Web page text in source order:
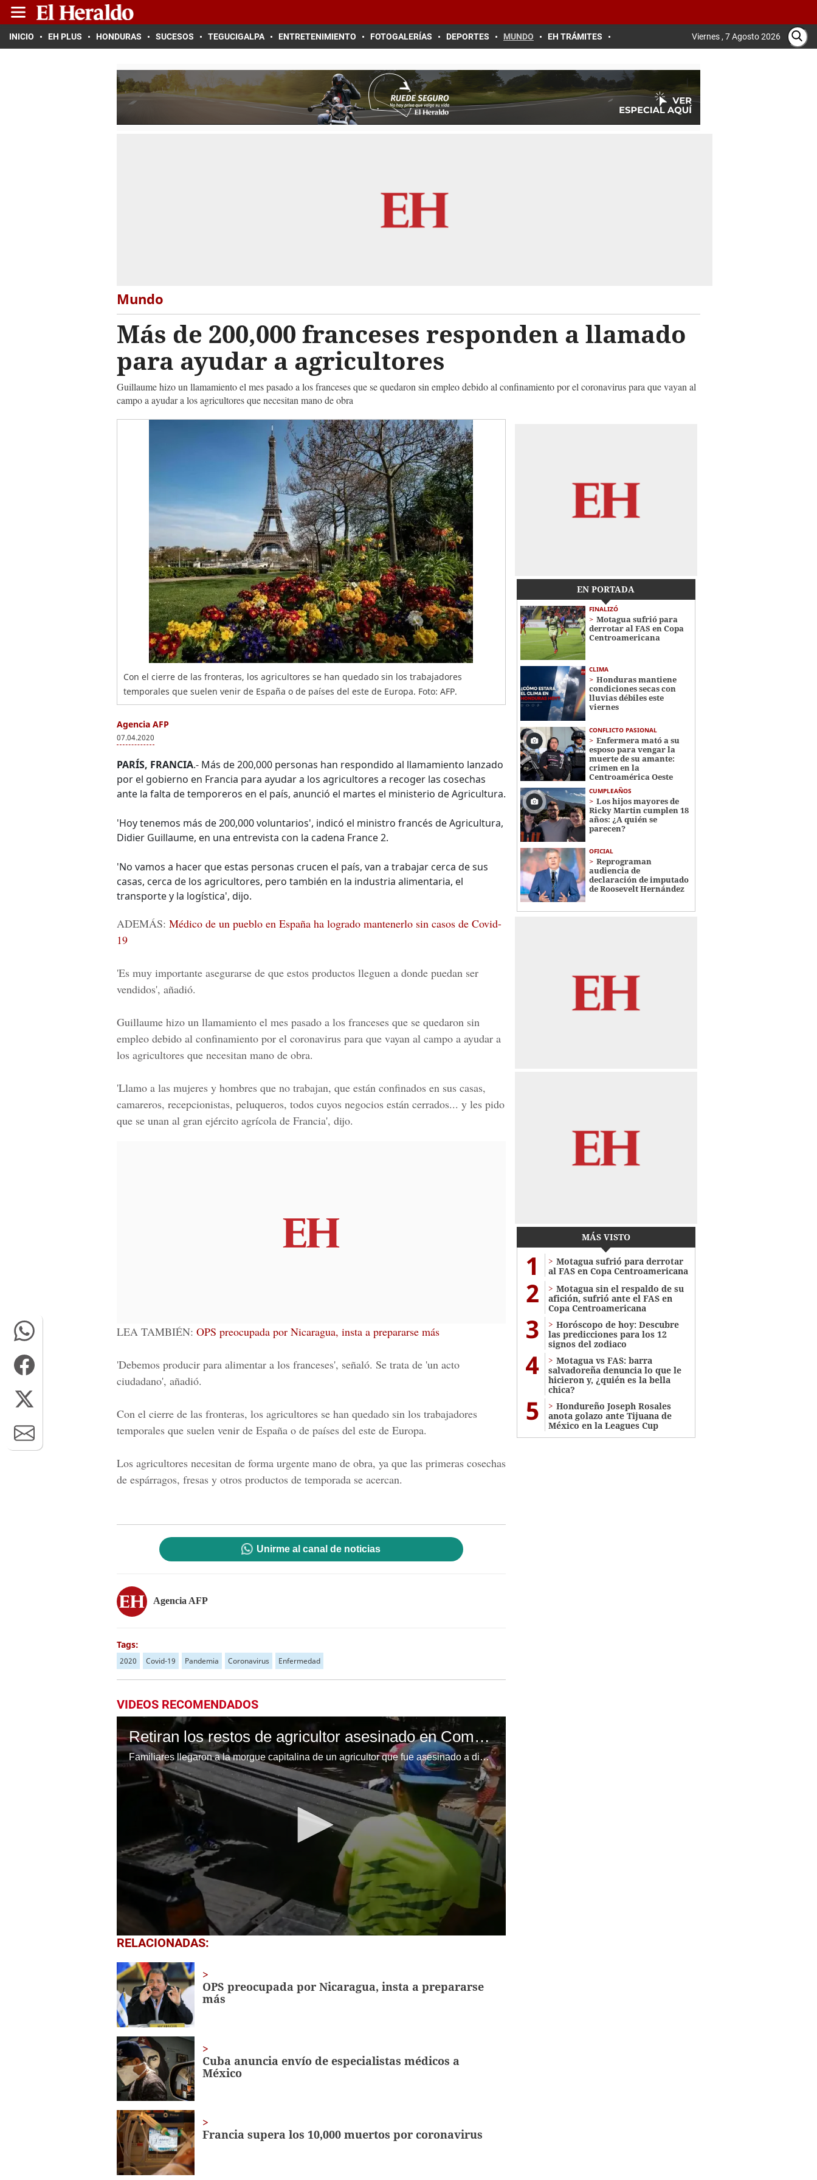
INICIO EH PLUS HONDURAS SUCESOS TEGUCIGALPA ENTRETENIMIENTO FOTOGALERÍAS DEPORTES MUNDO EH TRÁMITES Viernes , 7 Agosto 2026
Mundo
Más de 200,000 franceses responden a llamado
para ayudar a agricultores
Guillaume hizo un llamamiento el mes pasado a los franceses que se quedaron sin empleo debido al confinamiento por el coronavirus para que vayan al
campo a ayudar a los agricultores que necesitan mano de obra
Con el cierre de las fronteras, los agricultores se han quedado sin los trabajadores
temporales que suelen venir de España o de países del este de Europa. Foto: AFP.
Agencia AFP
07.04.2020
PARÍS, FRANCIA.- Más de 200,000 personas han respondido al llamamiento lanzado
por el gobierno en Francia para ayudar a los agricultores a recoger las cosechas
ante la falta de temporeros en el país, anunció el martes el ministerio de Agricultura.
'Hoy tenemos más de 200,000 voluntarios', indicó el ministro francés de Agricultura,
Didier Guillaume, en una entrevista con la cadena France 2.
'No vamos a hacer que estas personas crucen el país, van a trabajar cerca de sus
casas, cerca de los agricultores, pero también en la industria alimentaria, el
transporte y la logística', dijo.
ADEMÁS: Médico de un pueblo en España ha logrado mantenerlo sin casos de Covid-
19
'Es muy importante asegurarse de que estos productos lleguen a donde puedan ser
vendidos', añadió.
Guillaume hizo un llamamiento el mes pasado a los franceses que se quedaron sin
empleo debido al confinamiento por el coronavirus para que vayan al campo a ayudar a
los agricultores que necesitan mano de obra.
'Llamo a las mujeres y hombres que no trabajan, que están confinados en sus casas,
camareros, recepcionistas, peluqueros, todos cuyos negocios están cerrados... y les pido
que se unan al gran ejército agrícola de Francia', dijo.
LEA TAMBIÉN: OPS preocupada por Nicaragua, insta a prepararse más
'Debemos producir para alimentar a los franceses', señaló. Se trata de 'un acto
ciudadano', añadió.
Con el cierre de las fronteras, los agricultores se han quedado sin los trabajadores
temporales que suelen venir de España o de países del este de Europa.
Los agricultores necesitan de forma urgente mano de obra, ya que las primeras cosechas
de espárragos, fresas y otros productos de temporada se acercan.
Unirme al canal de noticias
Agencia AFP
Tags:
2020 Covid-19 Pandemia Coronavirus Enfermedad
VIDEOS RECOMENDADOS
Retiran los restos de agricultor asesinado en Comayagua
Familiares llegaron a la morgue capitalina de un agricultor que fue asesinado a disparos en una comunidad de Comyagua.
0
seconds
minute,
32
secondsVolume
0%
RELACIONADAS:
OPS preocupada por Nicaragua, insta a prepararse
más
Cuba anuncia envío de especialistas médicos a
México
Francia supera los 10,000 muertos por coronavirus
EN PORTADA
FINALIZÓ
Motagua sufrió para
derrotar al FAS en Copa
Centroamericana
CLIMA
Honduras mantiene
condiciones secas con
lluvias débiles este
viernes
CONFLICTO PASIONAL
Enfermera mató a su
esposo para vengar la
muerte de su amante:
crimen en la
Centroamérica Oeste
CUMPLEAÑOS
Los hijos mayores de
Ricky Martin cumplen 18
años: ¿A quién se
parecen?
OFICIAL
Reprograman
audiencia de
declaración de imputado
de Roosevelt Hernández
MÁS VISTO
1
Motagua sufrió para derrotar
al FAS en Copa Centroamericana
2
Motagua sin el respaldo de su
afición, sufrió ante el FAS en
Copa Centroamericana
3
Horóscopo de hoy: Descubre
las predicciones para los 12
signos del zodiaco
4
Motagua vs FAS: barra
salvadoreña denuncia lo que le
hicieron y, ¿quién es la bella
chica?
5
Hondureño Joseph Rosales
anota golazo ante Tijuana de
México en la Leagues Cup